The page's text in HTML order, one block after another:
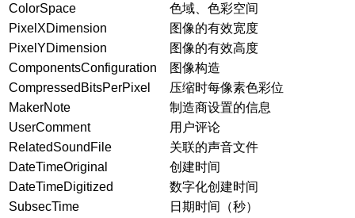
ColorSpace
色域、色彩空间
PixelXDimension
图像的有效宽度
PixelYDimension
图像的有效高度
ComponentsConfiguration
图像构造
CompressedBitsPerPixel
压缩时每像素色彩位
MakerNote
制造商设置的信息
UserComment
用户评论
RelatedSoundFile
关联的声音文件
DateTimeOriginal
创建时间
DateTimeDigitized
数字化创建时间
SubsecTime
日期时间（秒）